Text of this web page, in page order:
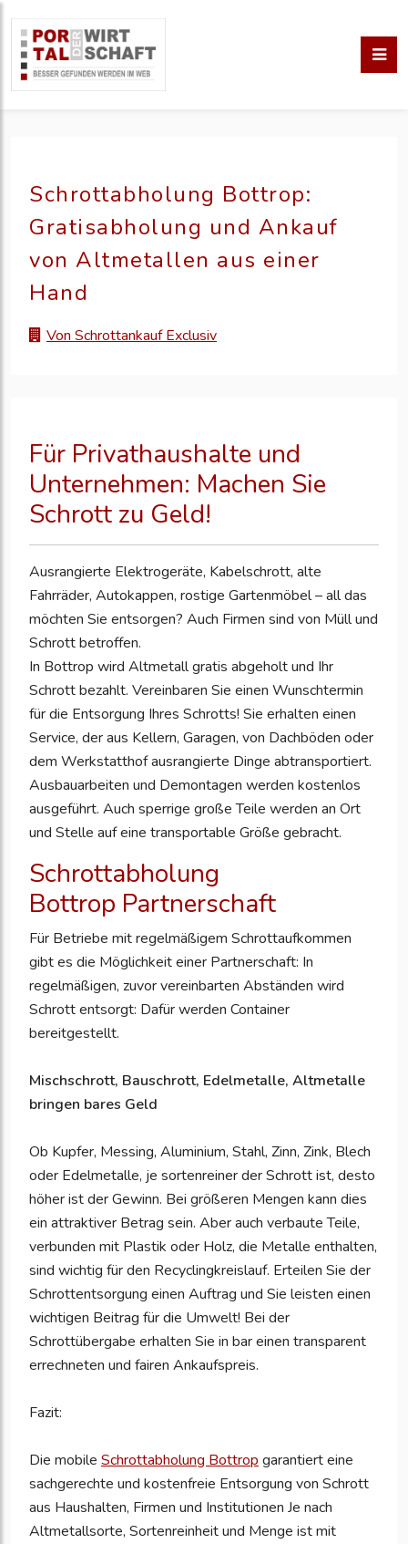
Schrottabholung Bottrop:
Gratisabholung und Ankauf
von Altmetallen aus einer
Hand
Von Schrottankauf Exclusiv
Für Privathaushalte und
Unternehmen: Machen Sie
Schrott zu Geld!
Ausrangierte Elektrogeräte, Kabelschrott, alte
Fahrräder, Autokappen, rostige Gartenmöbel – all das
möchten Sie entsorgen? Auch Firmen sind von Müll und
Schrott betroffen.
In Bottrop wird Altmetall gratis abgeholt und Ihr
Schrott bezahlt. Vereinbaren Sie einen Wunschtermin
für die Entsorgung Ihres Schrotts! Sie erhalten einen
Service, der aus Kellern, Garagen, von Dachböden oder
dem Werkstatthof ausrangierte Dinge abtransportiert.
Ausbauarbeiten und Demontagen werden kostenlos
ausgeführt. Auch sperrige große Teile werden an Ort
und Stelle auf eine transportable Größe gebracht.
Schrottabholung
Bottrop Partnerschaft
Für Betriebe mit regelmäßigem Schrottaufkommen
gibt es die Möglichkeit einer Partnerschaft: In
regelmäßigen, zuvor vereinbarten Abständen wird
Schrott entsorgt: Dafür werden Container
bereitgestellt.
Mischschrott, Bauschrott, Edelmetalle, Altmetalle
bringen bares Geld
Ob Kupfer, Messing, Aluminium, Stahl, Zinn, Zink, Blech
oder Edelmetalle, je sortenreiner der Schrott ist, desto
höher ist der Gewinn. Bei größeren Mengen kann dies
ein attraktiver Betrag sein. Aber auch verbaute Teile,
verbunden mit Plastik oder Holz, die Metalle enthalten,
sind wichtig für den Recyclingkreislauf. Erteilen Sie der
Schrottentsorgung einen Auftrag und Sie leisten einen
wichtigen Beitrag für die Umwelt! Bei der
Schrottübergabe erhalten Sie in bar einen transparent
errechneten und fairen Ankaufspreis.
Fazit:
Die mobile Schrottabholung Bottrop garantiert eine
sachgerechte und kostenfreie Entsorgung von Schrott
aus Haushalten, Firmen und Institutionen Je nach
Altmetallsorte, Sortenreinheit und Menge ist mit